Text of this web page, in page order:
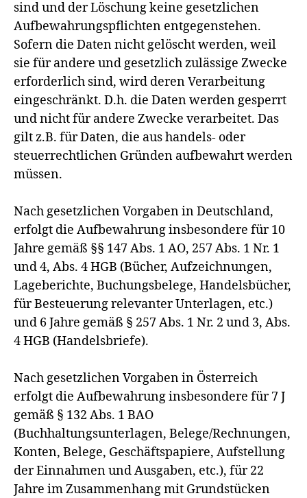
sind und der Löschung keine gesetzlichen
Aufbewahrungspflichten entgegenstehen.
Sofern die Daten nicht gelöscht werden, weil
sie für andere und gesetzlich zulässige Zwecke
erforderlich sind, wird deren Verarbeitung
eingeschränkt. D.h. die Daten werden gesperrt
und nicht für andere Zwecke verarbeitet. Das
gilt z.B. für Daten, die aus handels- oder
steuerrechtlichen Gründen aufbewahrt werden
müssen.
Nach gesetzlichen Vorgaben in Deutschland,
erfolgt die Aufbewahrung insbesondere für 10
Jahre gemäß §§ 147 Abs. 1 AO, 257 Abs. 1 Nr. 1
und 4, Abs. 4 HGB (Bücher, Aufzeichnungen,
Lageberichte, Buchungsbelege, Handelsbücher,
für Besteuerung relevanter Unterlagen, etc.)
und 6 Jahre gemäß § 257 Abs. 1 Nr. 2 und 3, Abs.
4 HGB (Handelsbriefe).
Nach gesetzlichen Vorgaben in Österreich
erfolgt die Aufbewahrung insbesondere für 7 J
gemäß § 132 Abs. 1 BAO
(Buchhaltungsunterlagen, Belege/Rechnungen,
Konten, Belege, Geschäftspapiere, Aufstellung
der Einnahmen und Ausgaben, etc.), für 22
Jahre im Zusammenhang mit Grundstücken